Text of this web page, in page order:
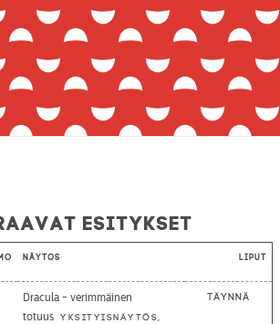
esitykset
Näytös Liput
Dracula - verimmäinen
totuus Yksityisnäytös,
Täynnä